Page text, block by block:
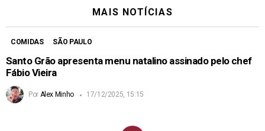
MAIS NOTÍCIAS
COMIDAS SÃO PAULO
Santo Grão apresenta menu natalino assinado pelo chef
Fábio Vieira
Por Alex Minho 17/12/2025, 15:15